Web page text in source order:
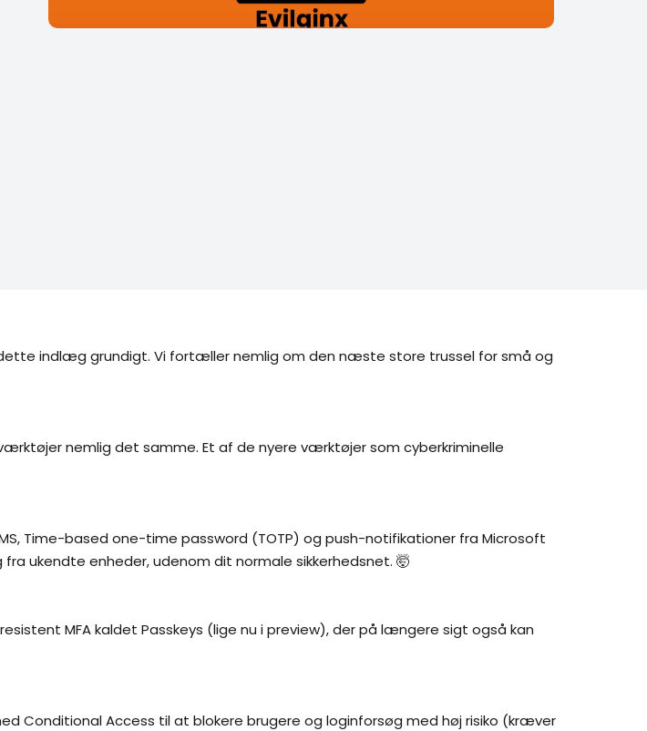
indlæg grundigt. Vi fortæller nemlig om den næste store trussel for små og
nemlig det samme. Et af de nyere værktøjer som cyberkriminelle
Time-based one-time password (TOTP) og push-notifikationer fra Microsoft
ukendte enheder, udenom dit normale sikkerhedsnet. 🤯
MFA kaldet Passkeys (lige nu i preview), der på længere sigt også kan
Conditional Access til at blokere brugere og loginforsøg med høj risiko (kræver